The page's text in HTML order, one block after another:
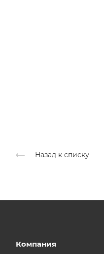
Назад к списку
Компания